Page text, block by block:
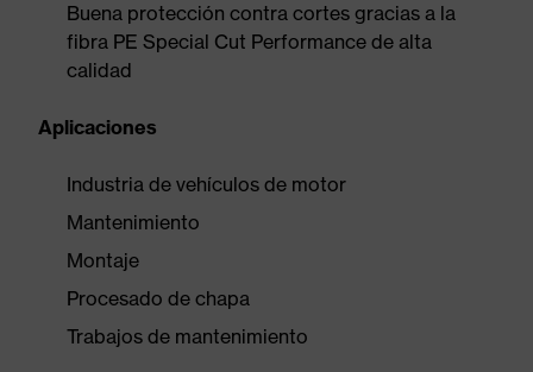
Buena protección contra cortes gracias a la
fibra PE Special Cut Performance de alta
calidad
Aplicaciones
Industria de vehículos de motor
Mantenimiento
Montaje
Procesado de chapa
Trabajos de mantenimiento